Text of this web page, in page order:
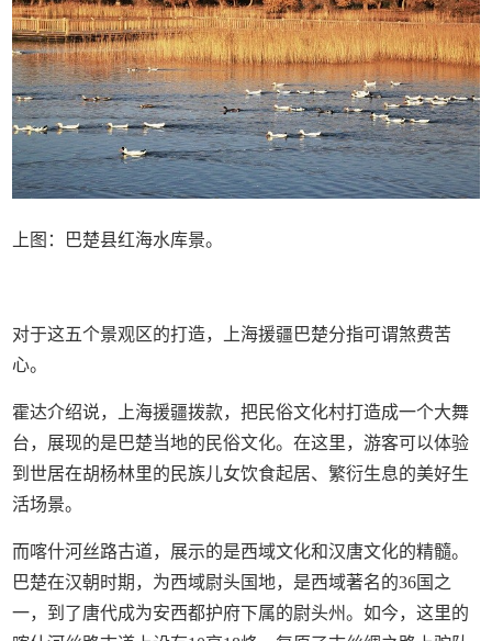
上图：巴楚县红海水库景。
对于这五个景观区的打造，上海援疆巴楚分指可谓煞费苦
心。
霍达介绍说，上海援疆拨款，把民俗文化村打造成一个大舞
台，展现的是巴楚当地的民俗文化。在这里，游客可以体验
到世居在胡杨林里的民族儿女饮食起居、繁衍生息的美好生
活场景。
而喀什河丝路古道，展示的是西域文化和汉唐文化的精髓。
巴楚在汉朝时期，为西域尉头国地，是西域著名的36国之
一，到了唐代成为安西都护府下属的尉头州。如今，这里的